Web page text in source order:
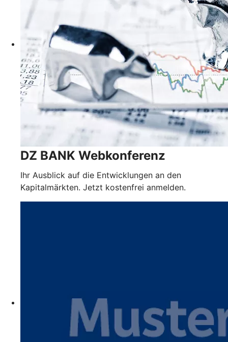
DZ BANK Webkonferenz
Ihr Ausblick auf die Entwicklungen an den
Kapitalmärkten. Jetzt kostenfrei anmelden.